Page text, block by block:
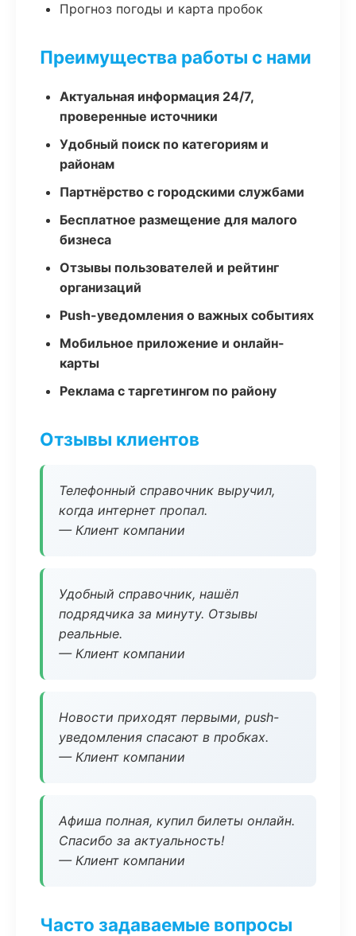
Прогноз погоды и карта пробок
Преимущества работы с нами
Актуальная информация 24/7,
проверенные источники
Удобный поиск по категориям и
районам
Партнёрство с городскими службами
Бесплатное размещение для малого
бизнеса
Отзывы пользователей и рейтинг
организаций
Push-уведомления о важных событиях
Мобильное приложение и онлайн-
карты
Реклама с таргетингом по району
Отзывы клиентов
Телефонный справочник выручил,
когда интернет пропал.
— Клиент компании
Удобный справочник, нашёл
подрядчика за минуту. Отзывы
реальные.
— Клиент компании
Новости приходят первыми, push-
уведомления спасают в пробках.
— Клиент компании
Афиша полная, купил билеты онлайн.
Спасибо за актуальность!
— Клиент компании
Часто задаваемые вопросы